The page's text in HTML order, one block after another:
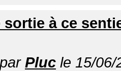
à ce
Pluc le 15/06/